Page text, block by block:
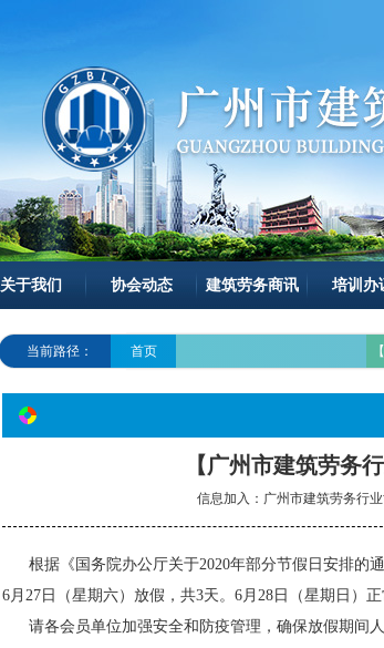
关于我们 协会动态 建筑劳务商讯 培训办
当前路径： 首页
【广州市建筑劳务
信息加入：广州市建筑劳务行
根据《国务院办公厅关于2020年部分节假日安排的
6月27日（星期六）放假，共3天。 6月28日（星期日）正
请各会员单位加强安全和防疫管理，确保放假期间人